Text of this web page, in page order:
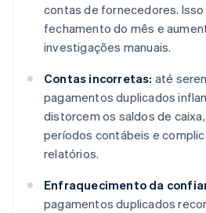
contas de fornecedores.
fechamento do mês e
investigações manuais.
Contas incorretas: até
pagamentos duplicados
distorcem os saldos de
períodos contábeis e
relatórios.
Enfraquecimento da
pagamentos duplicados